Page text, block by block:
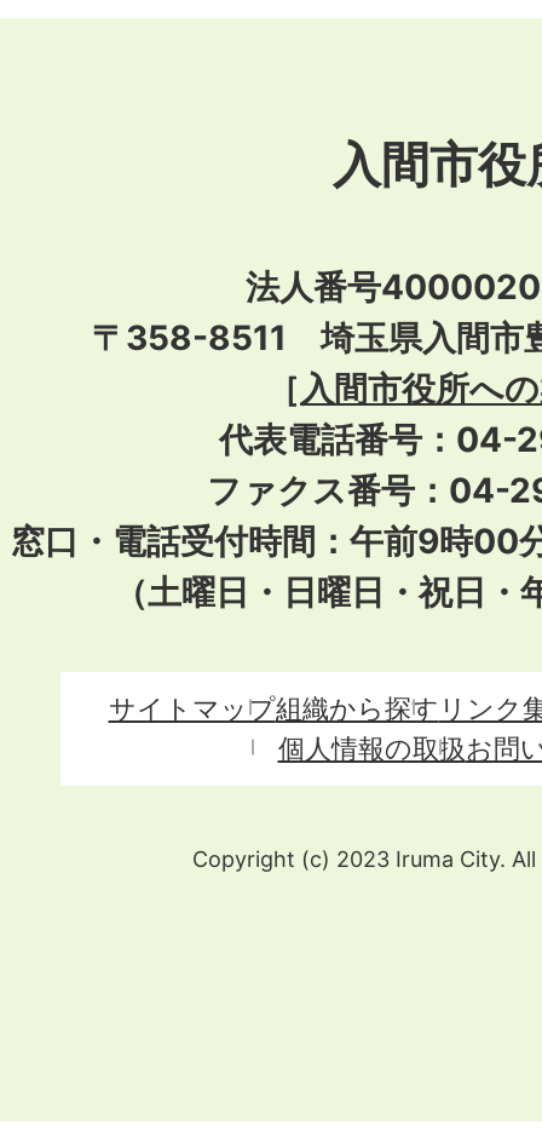
入間市役
法人番号
〒358-8511 埼玉県入間市
［入間市役所へ
代表電話番号：04-
ファクス番号：04-
窓口・電話受付時間：午前9時00
（土曜日・日曜日・祝日
サイトマップ組織から探す リンク
個人情報の取扱お問
Copyright (c) 2023 Iruma City. All